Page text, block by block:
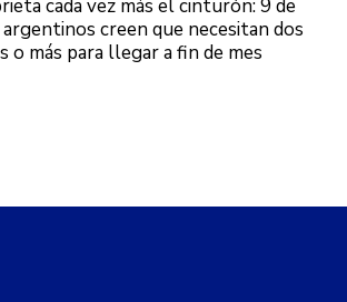
cada vez más el cinturón: 9 de
argentinos creen que necesitan dos
o más para llegar a fin de mes